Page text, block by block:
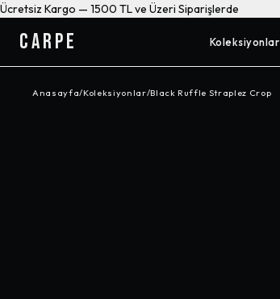
Ücretsiz Kargo — 1500 TL ve Üzeri Siparişlerde
CARPE Koleksiyonlar
Anasayfa/Koleksiyonlar/Black Ruffle Straplez Crop